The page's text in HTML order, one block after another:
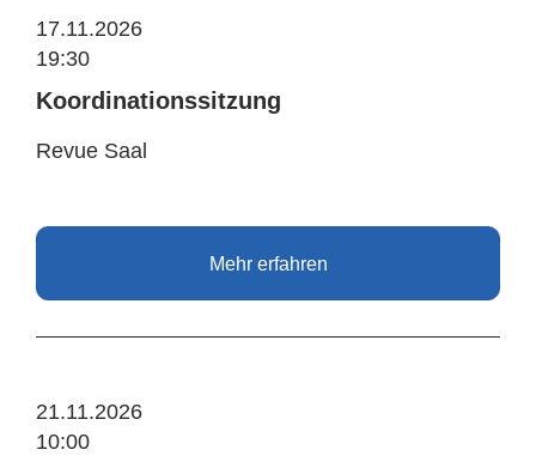
17.11.2026
19:30
Koordinationssitzung
Revue Saal
Mehr erfahren
21.11.2026
10:00